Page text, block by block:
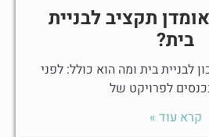
תקציב לבניית
בית?
לבניית בית ומה הוא כולל: לפני
לפרויקט של
קרא עוד »